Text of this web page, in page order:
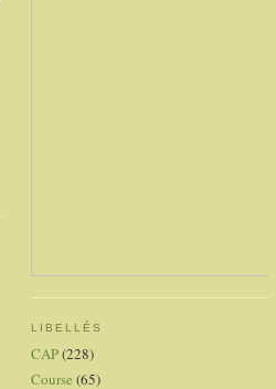
LIBELLÉS
CAP(228)
Course (65)